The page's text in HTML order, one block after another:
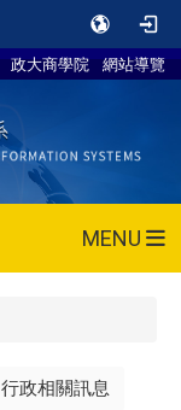
政大商學院 網站導覽
MENU
行政相關訊息